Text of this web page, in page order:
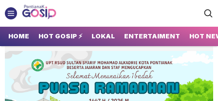
GOSIP PONTIANAK
Tempatnya Gosip Terupdate Pontianak
HOME HOT GOSIP ⚡ LOKAL ENTERTAIMENT HOT